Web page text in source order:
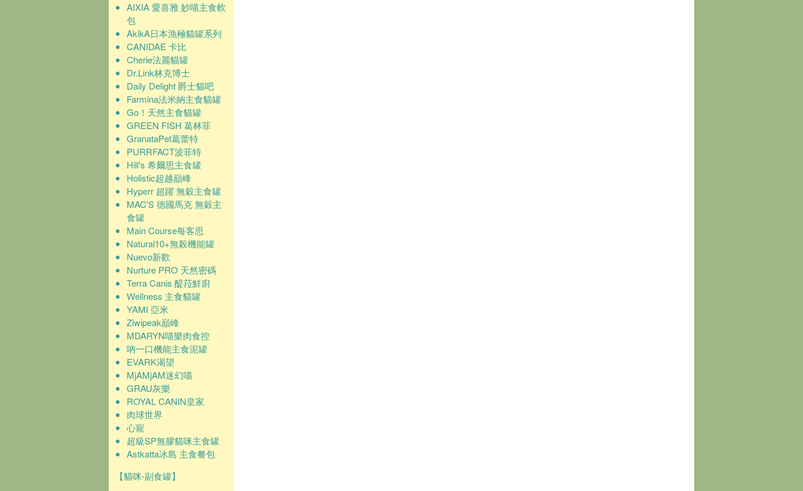
AIXIA 愛喜雅 妙喵主食軟
包
AkikA日本漁極貓罐系列
CANIDAE 卡比
Cherie法麗貓罐
Dr.Link林克博士
Daily Delight 爵士貓吧
Farmina法米納主食貓罐
Go！天然主食貓罐
GREEN FISH 葛林菲
GranataPet葛蕾特
PURRFACT波菲特
Hill's 希爾思主食罐
Holistic超越巔峰
Hyperr 超躍 無穀主食罐
MAC'S 德國馬克 無穀主
食罐
Main Course每客思
Natural10+無榖機能罐
Nuevo新歡
Nurture PRO 天然密碼
Terra Canis 醍菈鮮廚
Wellness 主食貓罐
YAMI 亞米
Ziwipeak巔峰
MDARYN喵樂肉食控
吶一口機能主食泥罐
EVARK渴望
MjAMjAM迷幻喵
GRAU灰樂
ROYAL CANIN皇家
肉球世界
心寵
超級SP無膠貓咪主食罐
Astkatta冰島 主食餐包
【貓咪-副食罐】